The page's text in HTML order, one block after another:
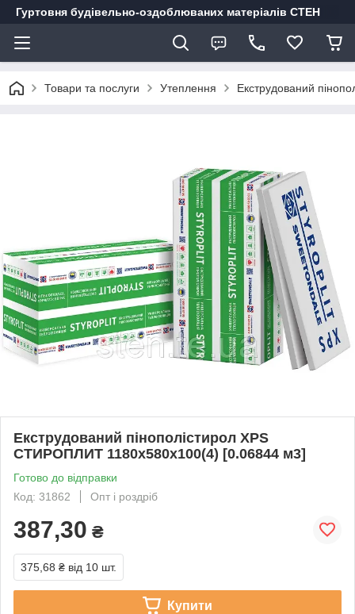
Гуртовня будівельно-оздоблюваних матеріалів СТЕН
Товари та послуги Утеплення Екструдований
Екструдований пінополістирол XPS
СТИРОПЛИТ 1180х580х100(4) [0.06844 м3]
Готово до відправки
Код: 31862
Опт і роздріб
387,30 ₴
375,68 ₴ від 10 шт.
Купити